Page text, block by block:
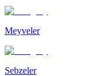
Meyveler
Sebzeler